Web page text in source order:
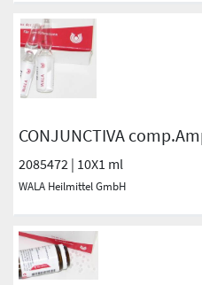
CONJUNCTIVA
2085472 | 10X1 ml
WALA Heilmittel GmbH